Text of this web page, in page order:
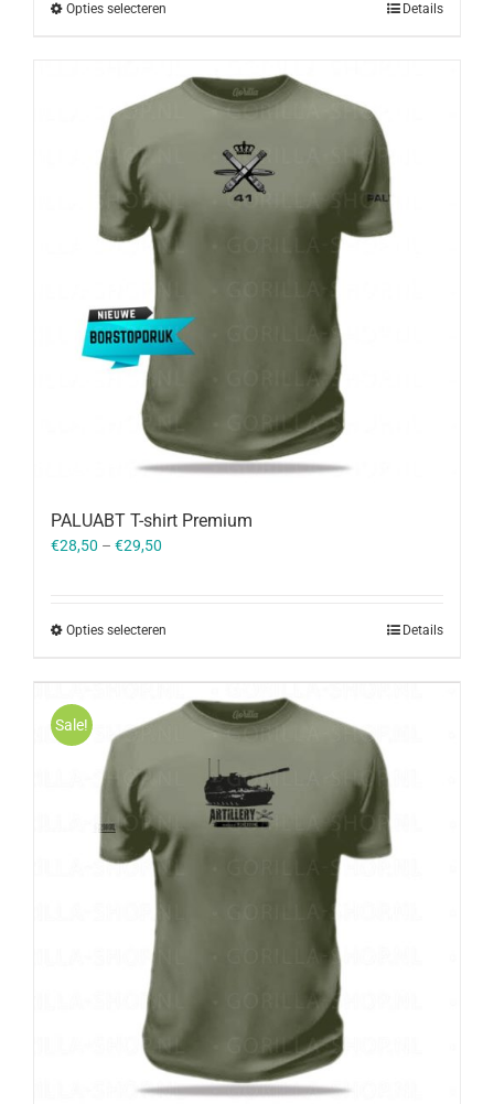
Opties selecteren Details
PALUABT T-shirt Premium
€28,50 – €29,50
Opties selecteren Details
Sale!